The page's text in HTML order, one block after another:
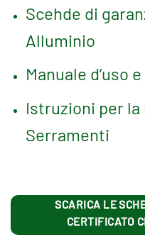
Scehde di
Alluminio
Manuale d’uso
Istruzioni per la
Serramenti
SCARICA LE
CERTIFICATO